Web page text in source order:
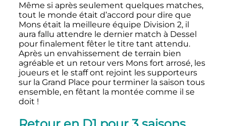
Même si après seulement quelques matches,
tout le monde était d’accord pour dire que
Mons était la meilleure équipe Division 2, il
aura fallu attendre le dernier match à Dessel
pour finalement fêter le titre tant attendu.
Après un envahissement de terrain bien
agréable et un retour vers Mons fort arrosé, les
joueurs et le staff ont rejoint les supporteurs
sur la Grand Place pour terminer la saison tous
ensemble, en fêtant la montée comme il se
doit !